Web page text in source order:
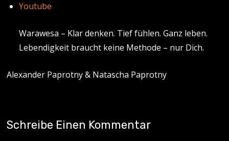
Youtube
Warawesa – Klar denken. Tief fühlen. Ganz leben.
Lebendigkeit braucht keine Methode – nur Dich.
Alexander Paprotny & Natascha Paprotny
Schreibe Einen Kommentar